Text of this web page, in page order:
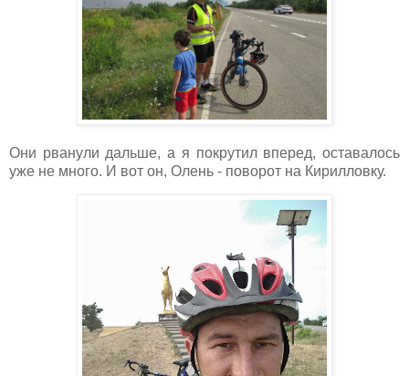
Они рванули дальше, а я покрутил вперед, оставалось
уже не много. И вот он, Олень - поворот на Кирилловку.